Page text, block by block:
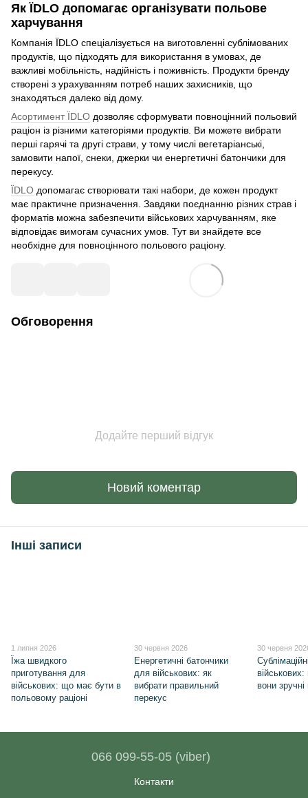
Як ЇDLO допомагає організувати польове
харчування
Компанія ЇDLO спеціалізується на виготовленні сублімованих
продуктів, що підходять для використання в умовах, де
важливі мобільність, надійність і поживність. Продукти бренду
створені з урахуванням потреб наших захисників, що
знаходяться далеко від дому.
Асортимент ЇDLO дозволяє сформувати повноцінний польовий
раціон із різними категоріями продуктів. Ви можете вибрати
перші гарячі та другі страви, у тому числі вегетаріанські,
замовити напої, снеки, джерки чи енергетичні батончики для
перекусу.
ЇDLO допомагає створювати такі набори, де кожен продукт
має практичне призначення. Завдяки поєднанню різних страв і
форматів можна забезпечити військових харчуванням, яке
відповідає вимогам сучасних умов. Тут ви знайдете все
необхідне для повноцінного польового раціону.
Обговорення
Додайте перший відгук
Новий коментар
Інші записи
1 липня 2026
Їжа швидкого
приготування для
військових: що має бути в
польовому раціоні
30 червня 2026
Енергетичні батончики
для військових: як
вибрати правильний
перекус
30 червня
вони зручні
066 099-55-05 (viber)
Контакти